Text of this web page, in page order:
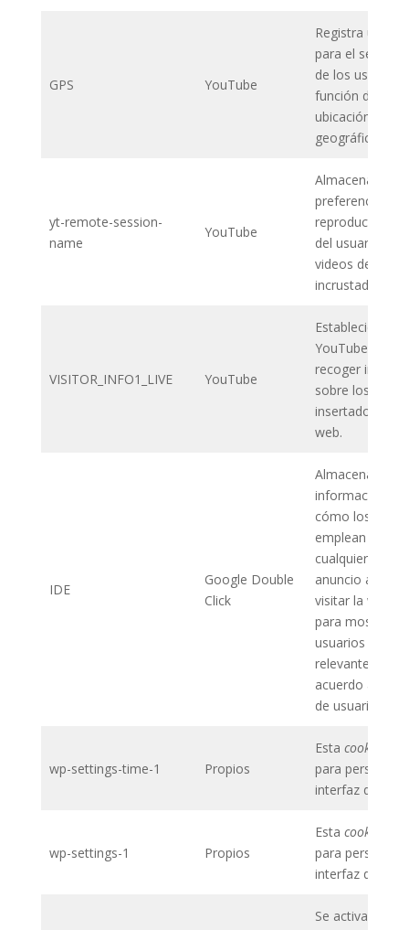
GPS YouTube
Registra un ID
para el
de los usuarios
función de su
ubicación
geográfica.
yt-remote-session-
name
YouTube
Almacena las
preferencias del
reproductor de
del usuario
videos de
incrustados
VISITOR_INFO1_LIVE YouTube
Establecida por
YouTube para
recoger
sobre los
insertados en
web.
IDE
Google Double
Click
Almacena
información
cómo los
emplean la
cualquier otro
anuncio antes
visitar la web.
para mostrar a
usuarios
relevantes de
acuerdo a su
de usuario.
wp-settings-time-1 Propios
Esta cookie
para
interfaz de
wp-settings-1 Propios
Esta cookie
para
interfaz de
Se activa